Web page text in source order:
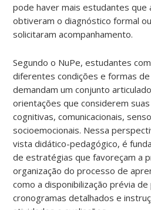
pode haver mais estudantes que
obtiveram o diagnóstico formal
solicitaram acompanhamento.
Segundo o NuPe, estudantes
diferentes condições e formas
demandam um conjunto
orientações que considerem
cognitivas, comunicacionais,
socioemocionais. Nessa
vista didático-pedagógico, é
de estratégias que favoreçam a
organização do processo de
como a disponibilização prévia
cronogramas detalhados e